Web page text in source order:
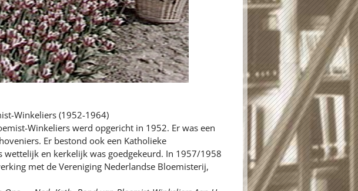
Winkeliers (1952-1964)
Winkeliers werd opgericht in 1952. Er was een
Er bestond ook een Katholieke
wettelijk en kerkelijk was goedgekeurd. In 1957/1958
met de Vereniging Nederlandse Bloemisterij,